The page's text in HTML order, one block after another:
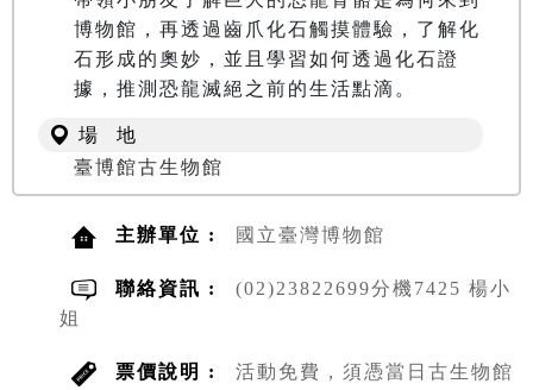
博物館，再透過齒爪化石觸摸體驗，了解化
石形成的奧妙，並且學習如何透過化石證
據，推測恐龍滅絕之前的生活點滴。
場 地
臺博館古生物館
主辦單位 : 國立臺灣博物館
聯絡資訊 :
(02)23822699分機7425 楊小
姐
票價說明 :
活動免費，須憑當日古生物館